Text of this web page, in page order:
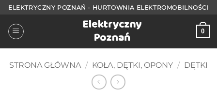
Przejdź
treści
ELEKTRYCZNY POZNAŃ - HURTOWNIA ELEKTROMOBILNOŚCI
0
STRONA GŁÓWNA / KOŁA, DĘTKI, OPONY / DĘTKI